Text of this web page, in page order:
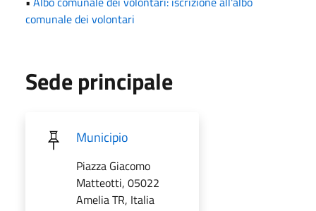
comunale dei volontari
Sede principale
Municipio
Piazza Giacomo
Matteotti, 05022
Amelia TR, Italia